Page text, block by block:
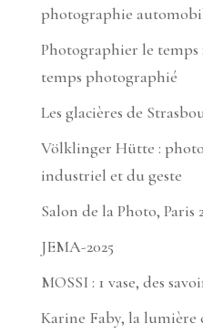
photographie
Photographier le temps
temps photographié
Les glacières de
Völklinger Hütte :
industriel et du geste
Salon de la Photo, Paris
JEMA-2025
MOSSI : 1 vase, des
Karine Faby, la lumière